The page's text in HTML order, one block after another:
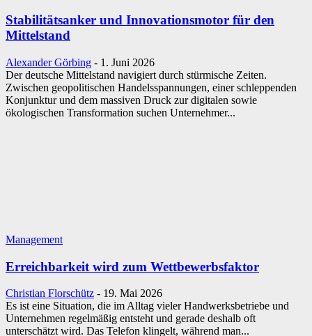
Stabilitätsanker und Innovationsmotor für den
Mittelstand
Alexander Görbing - 1. Juni 2026
Der deutsche Mittelstand navigiert durch stürmische Zeiten.
Zwischen geopolitischen Handelsspannungen, einer schleppenden
Konjunktur und dem massiven Druck zur digitalen sowie
ökologischen Transformation suchen Unternehmer...
Management
Erreichbarkeit wird zum Wettbewerbsfaktor
Christian Florschütz - 19. Mai 2026
Es ist eine Situation, die im Alltag vieler Handwerksbetriebe und
Unternehmen regelmäßig entsteht und gerade deshalb oft
unterschätzt wird. Das Telefon klingelt, während man...